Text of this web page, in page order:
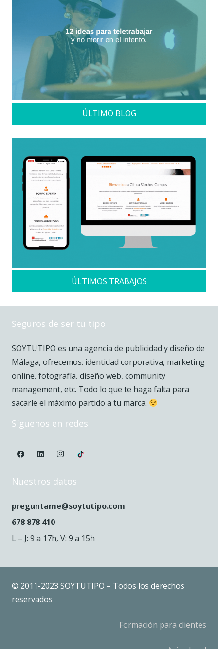
ÚLTIMO BLOG
ÚLTIMOS TRABAJOS
Seguros de ser tu tipo
SOYTUTIPO es una agencia de publicidad y diseño de
Málaga, ofrecemos: identidad corporativa, marketing
online, fotografía, diseño web, community
management, etc. Todo lo que te haga falta para
sacarle el máximo partido a tu marca.
Síguenos en redes
Nuestros datos
preguntame@soytutipo.com
678 878 410
L – J: 9 a 17h, V: 9 a 15h
© 2011-2023 SOYTUTIPO – Todos los derechos
reservados
Formación para clientes